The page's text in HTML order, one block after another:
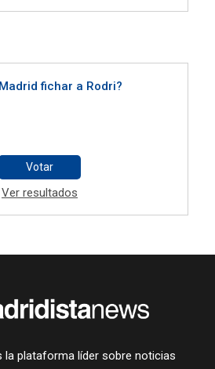
fichar a Rodri?
Votar
Ver resultados
la plataforma líder sobre noticias